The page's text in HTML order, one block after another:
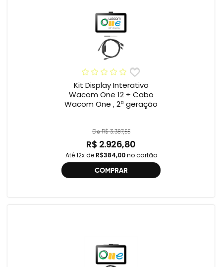
Kit Display Interativo
Wacom One 12 + Cabo
Wacom One , 2ª geração
De R$ 3.387,55
R$ 2.926,80
Até 12x de R$384,00no cartão
COMPRAR